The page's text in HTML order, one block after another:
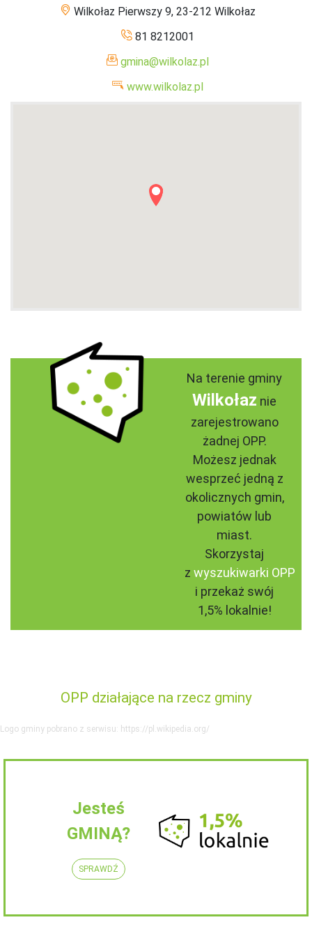
Wilkołaz Pierwszy 9, 23-212 Wilkołaz
81 8212001
gmina@wilkolaz.pl
www.wilkolaz.pl
Na terenie gminy
Wilkołaz nie
zarejestrowano
żadnej OPP.
Możesz jednak
wesprzeć jedną z
okolicznych gmin,
powiatów lub
miast.
Skorzystaj
z wyszukiwarki OPP
i przekaż swój
1,5% lokalnie!
OPP działające na rzecz gminy
Logo gminy pobrano z serwisu: https://pl.wikipedia.org/
Jesteś
GMINĄ?
SPRAWDŹ